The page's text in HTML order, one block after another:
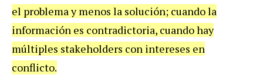
el problema y menos la solución; cuando la
información es contradictoria, cuando hay
múltiples stakeholders con intereses en
conflicto.